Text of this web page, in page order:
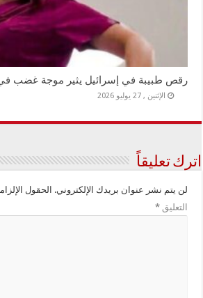
رقص طبيبة في إسرائيل يثير موجة غضب
الإثنين , 27 يوليو 2026
اترك تعليقاً
لن يتم نشر عنوان بريدك الإلكتروني. الحقول
التعليق*